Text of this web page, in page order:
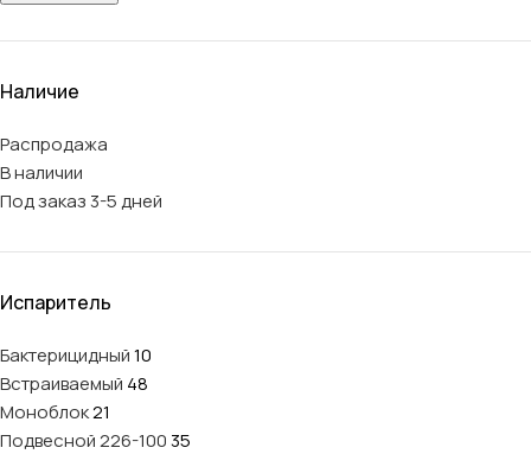
Наличие
Распродажа
В наличии
Под заказ 3-5 дней
Испаритель
Бактерицидный10
Встраиваемый 48
Моноблок21
Подвесной 226-10035